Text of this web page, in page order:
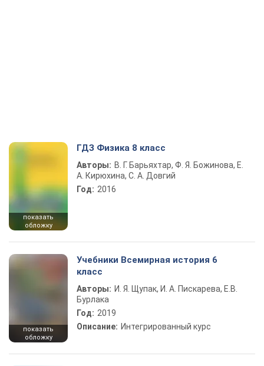
показать
обложку
ГДЗ Физика 8 класс
Авторы: В. Г. Барьяхтар, Ф. Я. Божинова, Е.
А. Кирюхина, С. А. Довгий
Год: 2016
показать
обложку
Учебники Всемирная история 6
класс
Авторы: И. Я. Щупак, И. А. Пискарева, Е.В.
Бурлака
Год: 2019
Описание: Интегрированный курс